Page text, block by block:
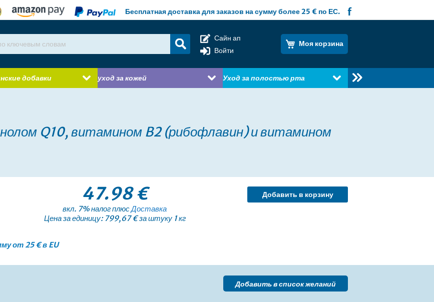
Бесплатная доставка для заказов на сумму более 25 € по ЕС. f
Моя корзина
Сайн ап
Войти
добавки уход за кожей Уход за полостью рта Книги
Q10, витамином B2 (рибофлавин) и витамином
47.98 €
вкл. 7% налог плюсДоставка
Цена за единицу: 799,67 € за штуку 1 кг
Добавить в корзину
Добавить в список желаний
от 25 € в EU